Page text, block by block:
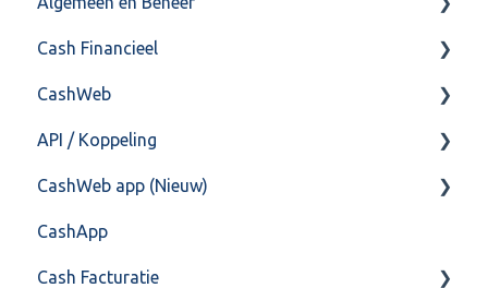
Bank(koppeling)
Import/Export
Postbus
Training & Consultancy
Overig
Cash Financieel
Boekhoud
Fiscaal
Overig
CashWeb
CashHero Layout
Mailen vanuit CASHWeb
Algemeen gebruik
API / Koppeling
Algemeen
Api 3.0 (SOAP API)
API 4.0 (REST API)
CashWeb app (Nieuw)
Veel gestelde vragen
CashApp
Cash Facturatie